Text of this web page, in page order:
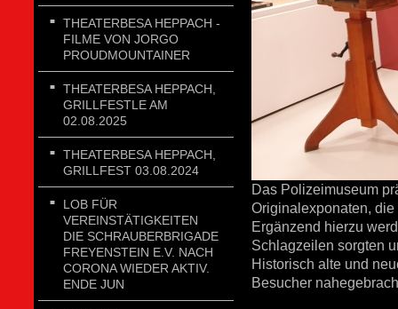
THEATERBESA HEPPACH -
FILME VON JORGO
PROUDMOUNTAINER
THEATERBESA HEPPACH,
GRILLFESTLE AM
02.08.2025
THEATERBESA HEPPACH,
GRILLFEST 03.08.2024
LOB FÜR
VEREINSTÄTIGKEITEN
DIE SCHRAUBERBRIGADE
FREYENSTEIN E.V. NACH
CORONA WIEDER AKTIV.
ENDE JUN
Das Polizeimuseum
Originalexponaten,
Ergänzend hierzu
Schlagzeilen sorgten
Historisch alte und
Besucher